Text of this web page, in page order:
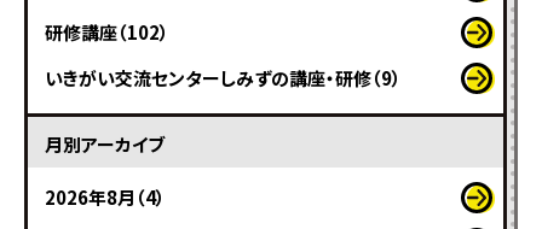
研修講座（102）
いきがい交流センターしみずの講座・研修（9）
月別アーカイブ
2026年8月（4）